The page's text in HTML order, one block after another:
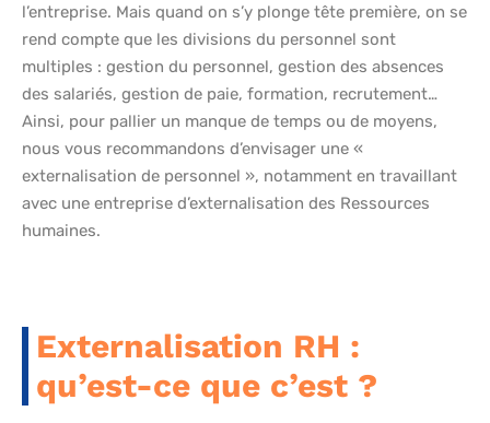
l’entreprise. Mais quand on s’y plonge tête première, on se
rend compte que les divisions du personnel sont
multiples : gestion du personnel, gestion des absences
des salariés, gestion de paie, formation, recrutement…
Ainsi, pour pallier un manque de temps ou de moyens,
nous vous recommandons d’envisager une «
externalisation de personnel », notamment en travaillant
avec une entreprise d’externalisation des Ressources
humaines.
Externalisation RH :
qu’est-ce que c’est ?